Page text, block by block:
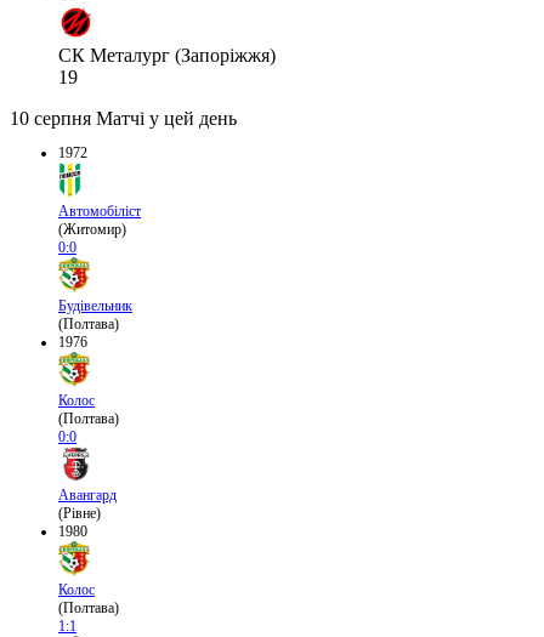
СК Металург (Запоріжжя)
19
10 серпня Матчі у цей день
1972
Автомобіліст
(Житомир)
0:0
Будівельник
(Полтава)
1976
Колос
(Полтава)
0:0
Авангард
(Рівне)
1980
Колос
(Полтава)
1:1